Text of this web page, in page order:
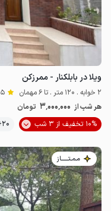
ویلا در بابلکنار - ممرزکن
2 خوابه . 120 متر . تا 6 مهمان 5
هر شب از 3٬000٬000 تومان
10% تخفیف از 3 شب
20+ رزرو موفق
مـمـتــــــاز